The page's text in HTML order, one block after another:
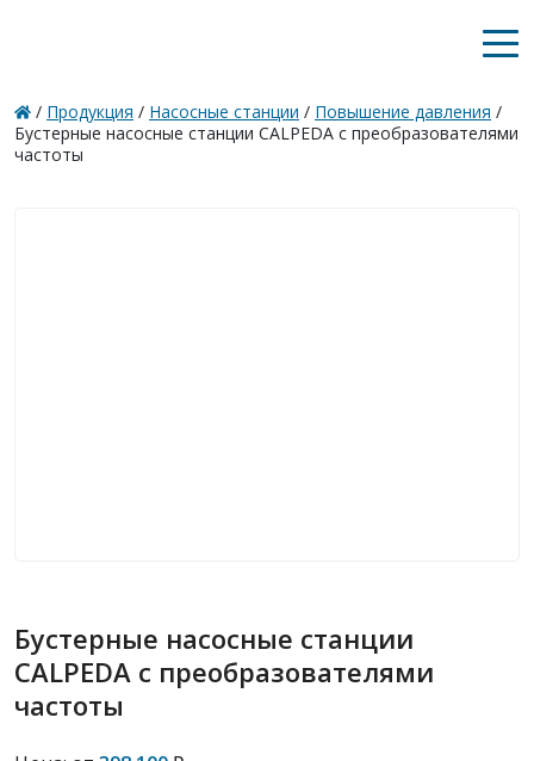
/ Продукция / Насосные станции / Повышение давления /
Бустерные насосные станции CALPEDA с преобразователями
частоты
Бустерные насосные станции
CALPEDA с преобразователями
частоты